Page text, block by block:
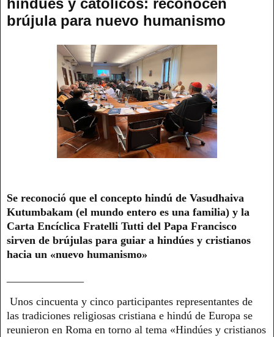
brújula para nuevo humanismo
Se reconoció que el concepto hindú de Vasudhaiva
Kutumbakam (el mundo entero es una familia) y la
Carta Encíclica Fratelli Tutti del Papa Francisco
sirven de brújulas para guiar a hindúes y cristianos
hacia un «nuevo humanismo»
Unos cincuenta y cinco participantes representantes de
las tradiciones religiosas cristiana e hindú de Europa se
reunieron en Roma en torno al tema «Hindúes y cristianos